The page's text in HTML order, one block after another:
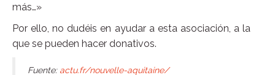
más…»
Por ello, no dudéis en ayudar a esta asociación, a la
que se pueden hacer donativos.
Fuente: actu.fr/nouvelle-aquitaine/